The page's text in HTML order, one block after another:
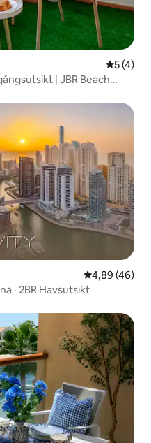
5 av 5 i
5 (4)
| JBR Beach
4,89 av 5 i
4,89 (46)
· 2BR Havsutsikt